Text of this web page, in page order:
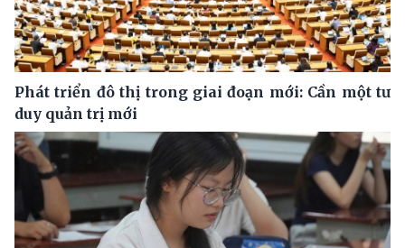
Phát triển đô thị trong giai đoạn mới: Cần một tư
duy quản trị mới